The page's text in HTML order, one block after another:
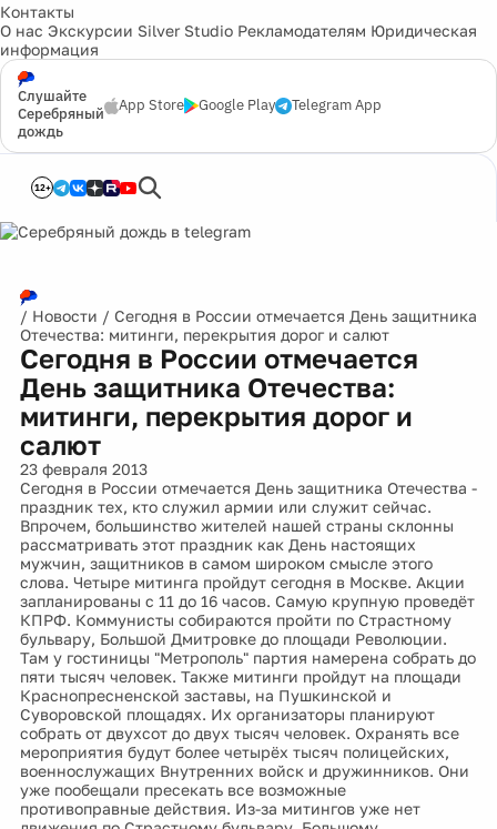
Контакты
О нас Экскурсии Silver Studio Рекламодателям Юридическая
информация
Слушайте
Серебряный
дождь
App Store Google Play Telegram App
12+
/ Новости / Сегодня в России отмечается День защитника
Отечества: митинги, перекрытия дорог и салют
Сегодня в России отмечается
День защитника Отечества:
митинги, перекрытия дорог и
салют
23 февраля 2013
Сегодня в России отмечается День защитника Отечества -
праздник тех, кто служил армии или служит сейчас.
Впрочем, большинство жителей нашей страны склонны
рассматривать этот праздник как День настоящих
мужчин, защитников в самом широком смысле этого
слова. Четыре митинга пройдут сегодня в Москве. Акции
запланированы с 11 до 16 часов. Самую крупную проведёт
КПРФ. Коммунисты собираются пройти по Страстному
бульвару, Большой Дмитровке до площади Революции.
Там у гостиницы "Метрополь" партия намерена собрать до
пяти тысяч человек. Также митинги пройдут на площади
Краснопресненской заставы, на Пушкинской и
Суворовской площадях. Их организаторы планируют
собрать от двухсот до двух тысяч человек. Охранять все
мероприятия будут более четырёх тысяч полицейских,
военнослужащих Внутренних войск и дружинников. Они
уже пообещали пресекать все возможные
противоправные действия. Из-за митингов уже нет